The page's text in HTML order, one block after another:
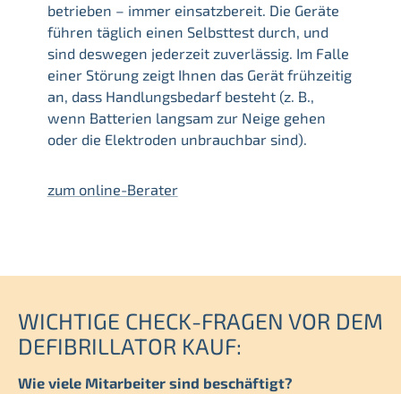
betrieben – immer einsatzbereit. Die Geräte
führen täglich einen Selbsttest durch, und
sind deswegen jederzeit zuverlässig. Im Falle
einer Störung zeigt Ihnen das Gerät frühzeitig
an, dass Handlungsbedarf besteht (z. B.,
wenn Batterien langsam zur Neige gehen
oder die Elektroden unbrauchbar sind).
zum online-Berater
WICHTIGE CHECK-FRAGEN VOR DEM
DEFIBRILLATOR KAUF:
Wie viele Mitarbeiter sind beschäftigt?